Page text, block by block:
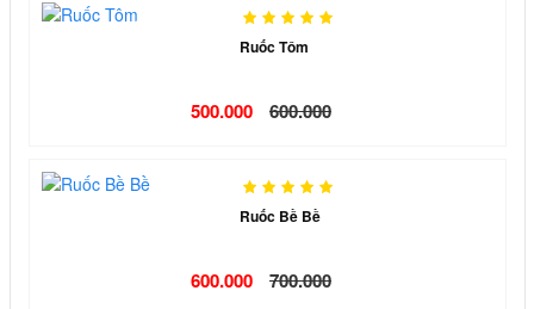
Ruốc Tôm
500.000 600.000
Ruốc Bề Bề
600.000 700.000